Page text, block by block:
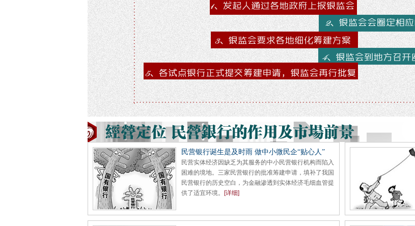
民营银行诞生是及时雨 做中小微民企“贴心人”
民营实体经济因缺乏为其服务的中小民营银行机构而陷入
困难的境地。三家民营银行的批准筹建申请，填补了我国
民营银行的历史空白，为金融渗透到实体经济毛细血管提
供了适宜环境。
[详细]